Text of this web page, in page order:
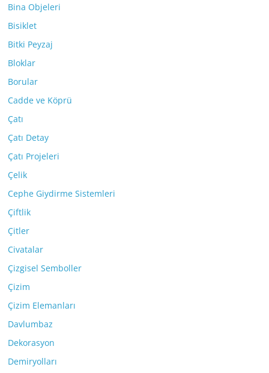
Bina Objeleri
Bisiklet
Bitki Peyzaj
Bloklar
Borular
Cadde ve Köprü
Çatı
Çatı Detay
Çatı Projeleri
Çelik
Cephe Giydirme Sistemleri
Çiftlik
Çitler
Civatalar
Çizgisel Semboller
Çizim
Çizim Elemanları
Davlumbaz
Dekorasyon
Demiryolları